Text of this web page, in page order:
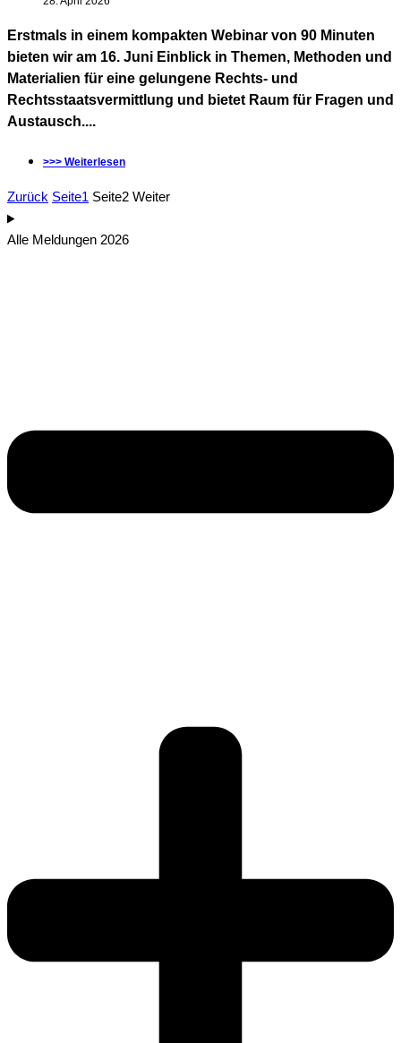
Erstmals in einem kompakten Webinar von 90 Minuten
bieten wir am 16. Juni Einblick in Themen, Methoden und
Materialien für eine gelungene Rechts- und
Rechtsstaatsvermittlung und bietet Raum für Fragen und
Austausch....
>>> Weiterlesen
Zurück Seite1 Seite2 Weiter
Alle Meldungen 2026